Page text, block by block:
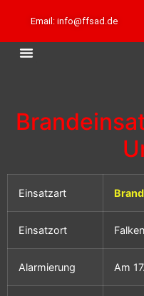
Email: info@ffsad.de
Einsatzart Brand
Einsatzort
Alarmierung Am